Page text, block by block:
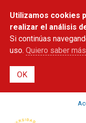
Utilizamos cookies
realizar el análisis
Si continúas
uso. Quiero saber más